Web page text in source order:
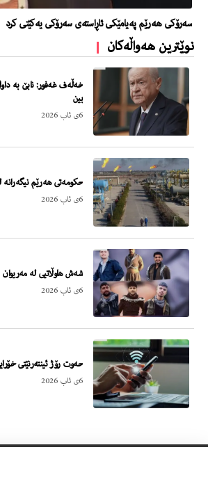
سەرۆکی هەرێم پەیامێکی ئاڕاستەی سەرۆکی یەکێتی کرد
نوێترین هەواڵەکان
خەڵەف غەفور: نابێ بە
بین
6ی ئاب 2026
حکومەتی هەرێم نیگەرانە
6ی ئاب 2026
شەش هاوڵاتیی لە مەریوان
6ی ئاب 2026
حەوت رۆژ ئینتەرنێتی
6ی ئاب 2026